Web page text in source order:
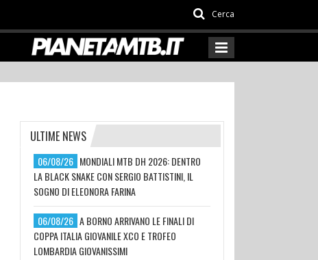
Cerca
ULTIME NEWS
06/08/26 MONDIALI MTB DH 2026: DENTRO
LA BLACK SNAKE CON SERGIO BATTISTINI, IL
SOGNO DI ELEONORA FARINA
06/08/26 A BORNO ARRIVANO LE FINALI DI
COPPA ITALIA GIOVANILE XCO E TROFEO
LOMBARDIA GIOVANISSIMI